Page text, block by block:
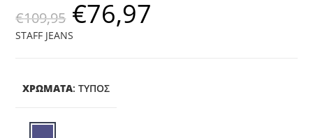
€109,95 €76,97
STAFF JEANS
ΧΡΩΜΑΤΑ: ΤΎΠΟΣ